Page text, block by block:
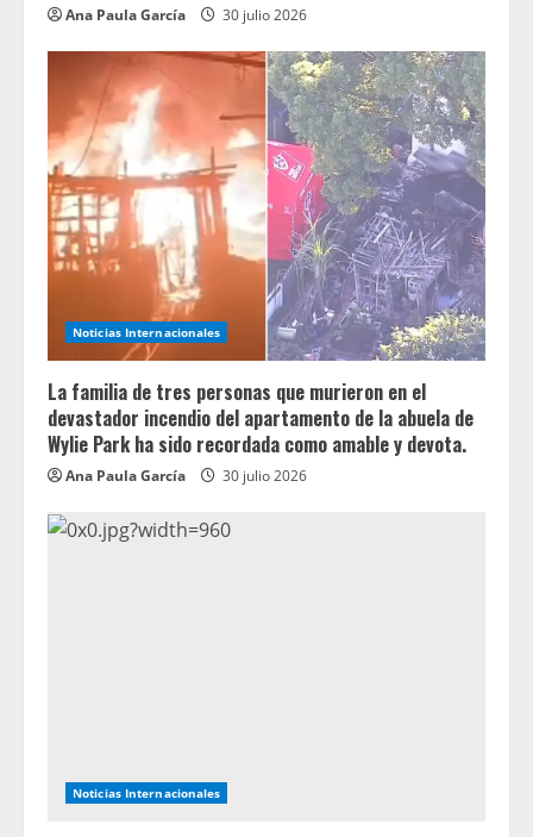
Ana Paula García 30 julio 2026
Noticias Internacionales
La familia de tres personas que murieron en el
devastador incendio del apartamento de la abuela de
Wylie Park ha sido recordada como amable y devota.
Ana Paula García 30 julio 2026
Noticias Internacionales